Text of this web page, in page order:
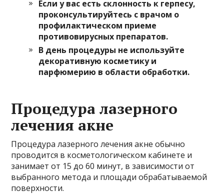
Если у вас есть склонность к герпесу,
проконсультируйтесь с врачом о
профилактическом приеме
противовирусных препаратов.
В день процедуры не используйте
декоративную косметику и
парфюмерию в области обработки.
Процедура лазерного
лечения акне
Процедура лазерного лечения акне обычно
проводится в косметологическом кабинете и
занимает от 15 до 60 минут, в зависимости от
выбранного метода и площади обрабатываемой
поверхности.